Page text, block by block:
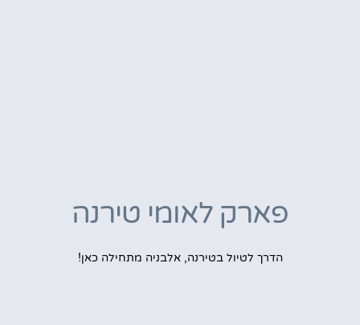
פארק לאומי טירנה
הדרך לטיול בטירנה, אלבניה מתחילה כאן!